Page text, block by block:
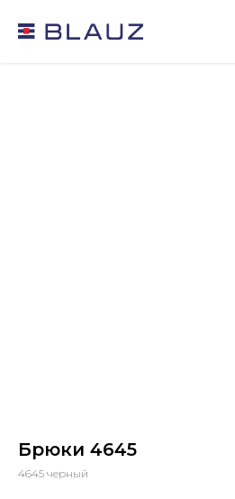
Брюки 4645
4645 черный